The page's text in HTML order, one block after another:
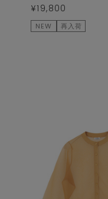
¥19,800
NEW 再入荷